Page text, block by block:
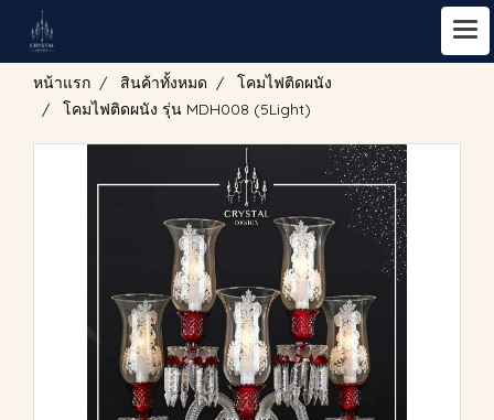
หน้าแรก สินค้าทั้งหมด
โคมไฟติดผนัง
โคมไฟติดผนัง รุ่น MDH008 (5Light)